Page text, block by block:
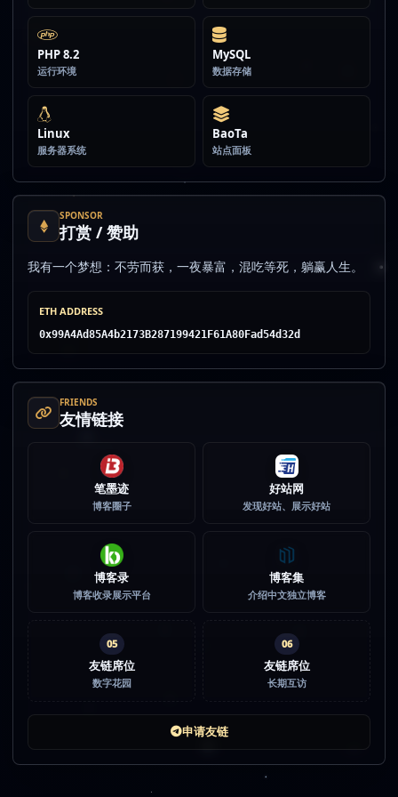
PHP 8.2
运行环境
MySQL
数据存储
Linux
服务器系统
BaoTa
站点面板
SPONSOR
打赏 / 赞助
我有一个梦想：不劳而获，一夜暴富，混吃等死，躺赢人生。
ETH ADDRESS
0x99A4Ad85A4b2173B287199421F61A80Fad54d32d
FRIENDS
友情链接
笔墨迹
博客圈子
好站网
发现好站、展示好站
博客录
博客收录展示平台
博客集
介绍中文独立博客
05
友链席位
数字花园
06
友链席位
长期互访
申请友链